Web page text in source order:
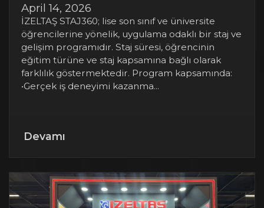
April 14, 2026
İZELTAŞ STAJ360; lise son sınıf ve üniversite
öğrencilerine yönelik, uygulama odaklı bir staj ve
gelişim programıdır. Staj süresi, öğrencinin
eğitim türüne ve staj kapsamına bağlı olarak
farklılık göstermektedir. Program kapsamında:
•Gerçek iş deneyimi kazanma...
Devamı